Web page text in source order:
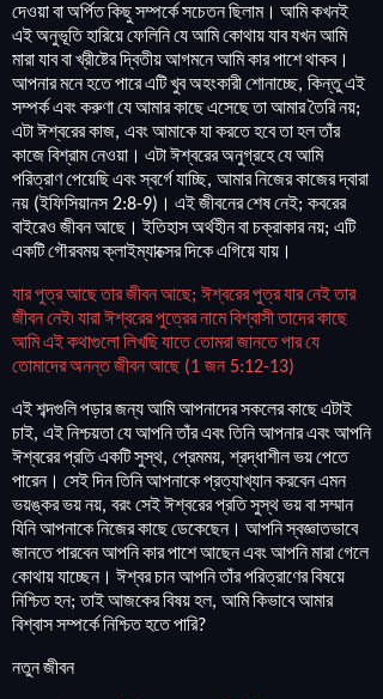
দেওয়াবাঅর্পিতকিছুসম্পর্কেসচেতনছিলাম। আমিকখনই
এইঅনুভূতিহারিয়েফেলিনিযেআমিকোথায়যাবযখনআমি
মারাযাববাখ্রীষ্টেরদ্বিতীয়আগমনেআমিকারপাশেথাকব।
আপনারমনেহতেপারেএটিখুবঅহংকারীশোনাচ্ছে, কিন্তুএই
সম্পর্কএবংকরুণাযেআমারকাছেএসেছেতাআমারতৈরিনয়;
এটাঈশ্বরেরকাজ, এবংআমাকেযাকরতেহবেতাহলতাঁর
কাজেবিশ্রামনেওয়া । এটাঈশ্বরেরঅনুগ্রহেযেআমি
পরিত্রাণপেয়েছিএবংস্বর্গেযাচ্ছি, আমারনিজেরকাজেরদ্বারা
নয় (ইফিসিয়ানস2:8-9) । এইজীবনেরশেষনেই; কবরের
বাইরেও জীবনআছে। ইতিহাসঅর্থহীনবাচক্রাকারনয়; এটি
একটিগৌরবময়ক্লাইম্যাক্সেরদিকেএগিয়েযায় ।
যারপুত্রআছেতারজীবনআছে; ঈশ্বরেরপুত্রযারনেইতার
জীবননেই৷ যারাঈশ্বরেরপুত্রেরনামেবিশ্বাসীতাদেরকাছে
আমিএইকথাগুলোলিখছিযাতেতোমরাজানতেপারযে
তোমাদেরঅনন্তজীবনআছে(1 জন 5:12-13)
এইশব্দগুলিপড়ারজন্যআমিআপনাদেরসকলেরকাছেএটাই
চাই, এইনিশ্চয়তাযেআপনিতাঁরএবংতিনিআপনারএবংআপনি
ঈশ্বরেরপ্রতিএকটিসুস্থ, প্রেমময়,শ্রদ্ধাশীলভয়পেতে
পারেন। সেইদিনতিনিআপনাকেপ্রত্যাখ্যানকরবেনএমন
ভয়ঙ্করভয়নয়, বরংসেইঈশ্বরেরপ্রতিসুস্থভয়বাসম্মান
যিনিআপনাকেনিজেরকাছেডেকেছেন। আপনিস্বজ্ঞাতভাবে
জানতেপারবেনআপনিকারপাশেআছেনএবংআপনিমারাগেলে
কোথায়যাচ্ছেন। ঈশ্বরচানআপনিতাঁরপরিত্রাণেরবিষয়ে
নিশ্চিতহন;তাইআজকেরবিষয়হল, আমিকিভাবেআমার
বিশ্বাসসম্পর্কেনিশ্চিতহতেপারি?
নতুনজীবন